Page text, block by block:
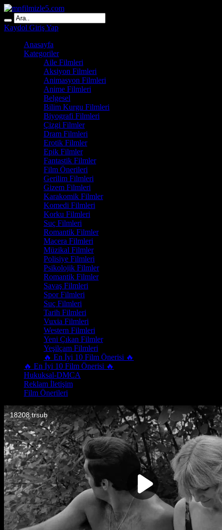
Kaydol Giriş Yap
Anasayfa
Kategoriler
Aile Filmleri
Aksiyon Filmleri
Animasyon Filmleri
Anime Filmleri
Belgesel
Bilim Kurgu Filmleri
Biyografi Filmleri
Çizgi Filmler
Dram Filmleri
Erotik Filmler
Epik Filmler
Fantastik Filmler
Film Önerileri
Gerilim Filmleri
Gizem Filmleri
Karakomik Filmler
Komedi Filmleri
Korku Filmleri
Suç Filmleri
Romantik Filmler
Macera Filmleri
Müzikal Filmler
Polisiye Filmleri
Psikolojik Filmler
Romantik Filmler
Savaş Filmleri
Spor Filmleri
Suç Filmleri
Tarih Filmleri
Vuxia Filmleri
Western Filmleri
Yeni Çıkan Filmler
Yeşilçam Filmleri
🔥 En İyi 10 Film Önerisi 🔥
🔥 En İyi 10 Film Önerisi 🔥
Hukuksal-DMCA
Reklam İletişim
Film Önerileri